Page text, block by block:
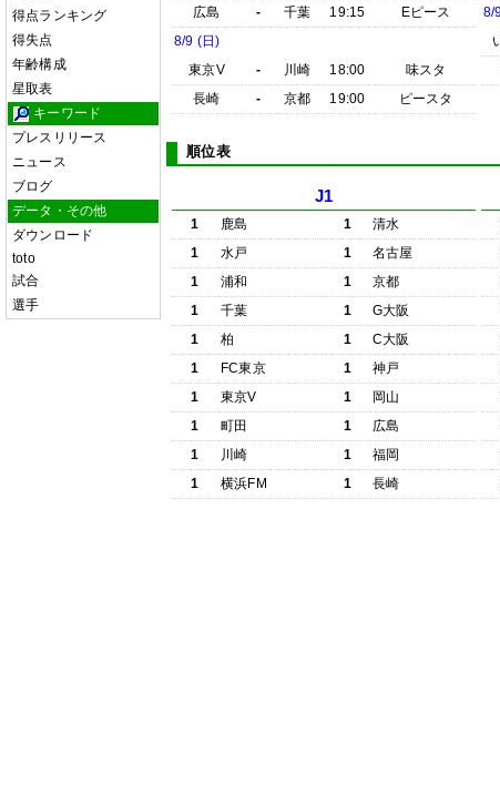
得点ランキング
得失点
年齢構成
星取表
キーワード
プレスリリース
ニュース
ブログ
データ・その他
ダウンロード
toto
試合
選手
広島
- 千葉 19:15
Eピース
8/9 (日)
東京V
- 川崎 18:00
味スタ
長崎
- 京都 19:00 ピースタ
8/
順位表
J1
1 鹿島 1
清水
1
水戸 1
名古屋
1
浦和 1
京都
1
千葉 1
G大阪
1
柏 1
C大阪
1
FC東京 1
神戸
1
東京V 1
岡山
1
町田 1
広島
1
川崎 1
福岡
1
横浜FM 1 長崎